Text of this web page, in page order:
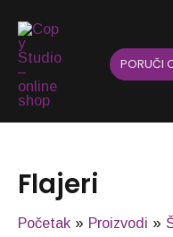
sadržaj
PORUČI
Flajeri
Početak Proizvodi